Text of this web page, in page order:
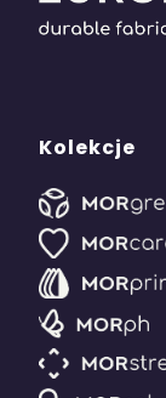
Kolekcje